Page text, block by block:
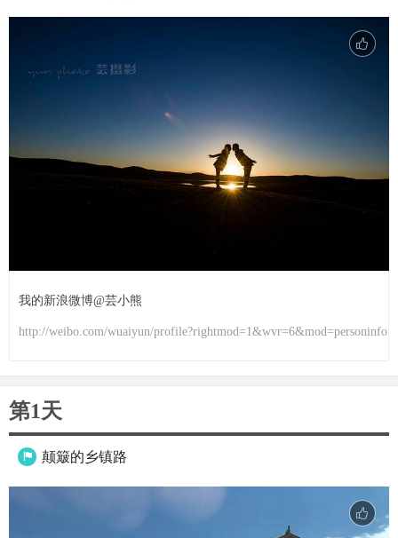
我的新浪微博@芸小熊
http://weibo.com/wuaiyun/profile?rightmod=1&wvr=6&mod=personinfo
第1天
 颠簸的乡镇路